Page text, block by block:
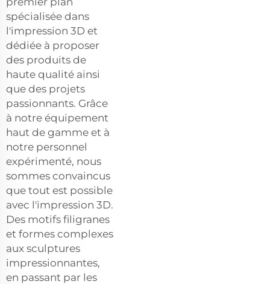
spécialisée dans
l'impression 3D et
dédiée à proposer
des produits de
haute qualité ainsi
que des projets
passionnants. Grâce
à notre équipement
haut de gamme et à
notre personnel
expérimenté, nous
sommes convaincus
que tout est possible
avec l'impression 3D.
Des motifs filigranes
et formes complexes
aux sculptures
impressionnantes,
en passant par les